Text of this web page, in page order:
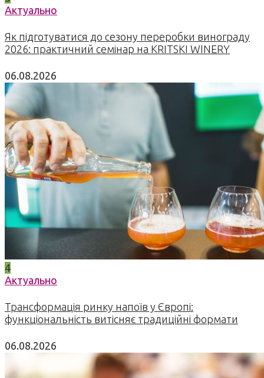
Актуально
Як підготуватися до сезону переробки винограду
2026: практичний семінар на KRITSKI WINERY
06.08.2026
4
Актуально
Трансформація ринку напоїв у Європі:
функціональність витісняє традиційні формати
06.08.2026